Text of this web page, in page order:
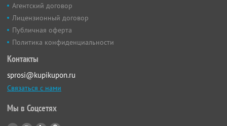
Агентский договор
Лицензионный договор
Публичная оферта
Политика конфиденциальности
Контакты
sprosi@kupikupon.ru
Связаться с нами
Мы в Соцсетях